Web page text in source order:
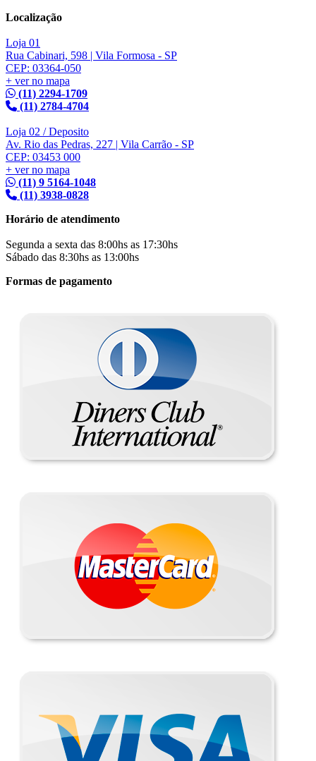
Localização
Loja 01
Rua Cabinari, 598 | Vila Formosa - SP
CEP: 03364-050
+ ver no mapa
(11) 2294-1709
(11) 2784-4704
Loja 02 / Deposito
Av. Rio das Pedras, 227 | Vila Carrão - SP
CEP: 03453 000
+ ver no mapa
(11) 9 5164-1048
(11) 3938-0828
Horário de atendimento
Segunda a sexta das 8:00hs as 17:30hs
Sábado das 8:30hs as 13:00hs
Formas de pagamento